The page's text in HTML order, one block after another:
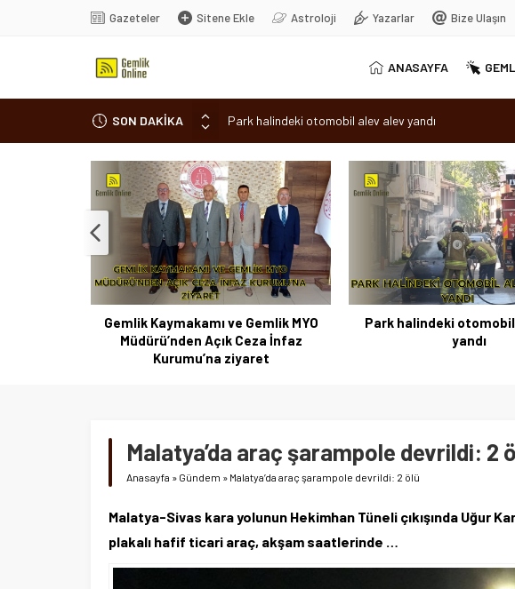
Gazeteler Sitene Ekle Astroloji Yazarlar Bize Ulaşın
ANASAYFA
SON DAKİKA
Park halindeki otomobil alev alev yandı
Osmangazi’de baharın müjdesi ‘Hıdırellez’ coşkuyla
7 aylık hamileyken evden çıktı, sırra kadem bastı
Nilüfer’de ruhsat süreçlerinde “Ortak Akıl” dönemi
Romanya’da Hıdırellez Coşkusu
Gemlik Kaymakamı ve Gemlik MYO
Müdürü’nden Açık Ceza İnfaz
Kurumu’na ziyaret
Park halindeki
yandı
Malatya’da araç şarampole devrildi: 2
Anasayfa » Gündem » Malatya’da araç şarampole devrildi: 2 ölü
Malatya-Sivas kara yolunun Hekimhan Tüneli çıkışında Uğur
plakalı hafif ticari araç, akşam saatlerinde …